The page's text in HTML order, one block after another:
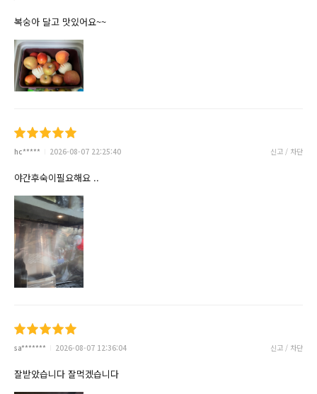
복숭아 달고 맛있어요~~
hc***** 2026-08-07 22:25:40 신고 / 차단
야간후숙이필요해요 ..
sa******* 2026-08-07 12:36:04 신고 / 차단
잘받았습니다 잘먹겠습니다